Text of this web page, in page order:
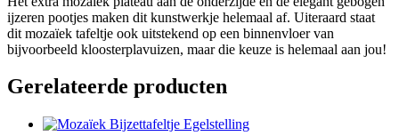
ijzeren pootjes maken dit kunstwerkje helemaal af. Uiteraard staat
dit mozaïek tafeltje ook uitstekend op een binnenvloer van
bijvoorbeeld kloosterplavuizen, maar die keuze is helemaal aan jou!
Gerelateerde producten